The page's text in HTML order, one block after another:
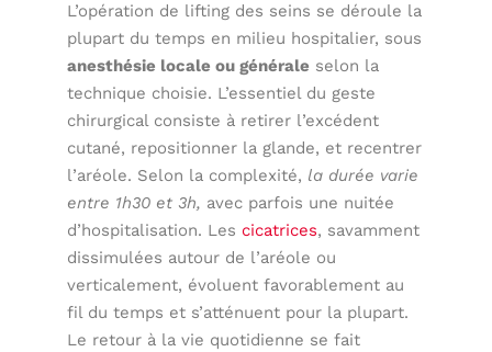
L’opération de lifting des seins se déroule la
plupart du temps en milieu hospitalier, sous
anesthésie locale ou générale selon la
technique choisie. L’essentiel du geste
chirurgical consiste à retirer l’excédent
cutané, repositionner la glande, et recentrer
l’aréole. Selon la complexité, la durée varie
entre 1h30 et 3h, avec parfois une nuitée
d’hospitalisation. Les cicatrices, savamment
dissimulées autour de l’aréole ou
verticalement, évoluent favorablement au
fil du temps et s’atténuent pour la plupart.
Le retour à la vie quotidienne se fait